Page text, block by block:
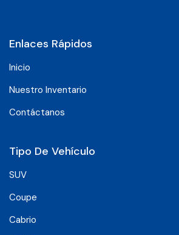
Enlaces Rápidos
Inicio
Nuestro Inventario
Contáctanos
Tipo De Vehículo
SUV
Coupe
Cabrio